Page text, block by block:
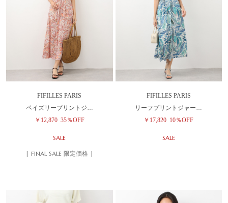
FIFILLES PARIS
ペイズリープリントジ…
￥12,870 35％OFF
SALE
| FINAL SALE 限定価格 |
FIFILLES PARIS
リーフプリントジャー…
￥17,820 10％OFF
SALE